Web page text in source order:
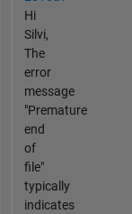
Hi
Silvi,
The
error
message
"Premature
end
of
file"
typically
indicates